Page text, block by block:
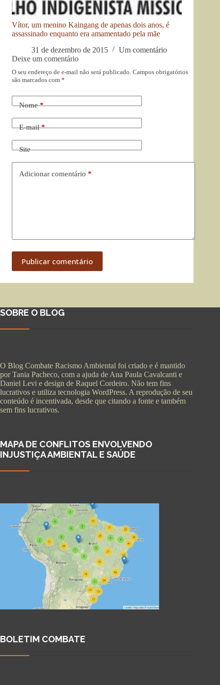
Vítor, um menino Kaingang de apenas dois anos, é
assassinado enquanto era amamentado pela mãe
31 de dezembro de 2015
Um comentário
Deixe um comentário
O seu endereço de e-mail não será publicado. Campos obrigatórios
são marcados com *
Nome*
E-mail*
Site
Adicionar comentário *
Publicar comentário
SOBRE O BLOG
O Blog Combate Racismo Ambiental foi criado e é mantido
por Tania Pacheco, com a ajuda de Ana Paula Cavalcanti e
Daniel Levi e design de Raquel Cordeiro. Não tem fins
lucrativos e utiliza tecnologia WordPress. A reprodução de seu
conteúdo é incentivada, desde que citando a fonte e também
sem fins lucrativos.
MAPA DE CONFLITOS ENVOLVENDO
INJUSTIÇA AMBIENTAL E SAÚDE
BOLETIM COMBATE